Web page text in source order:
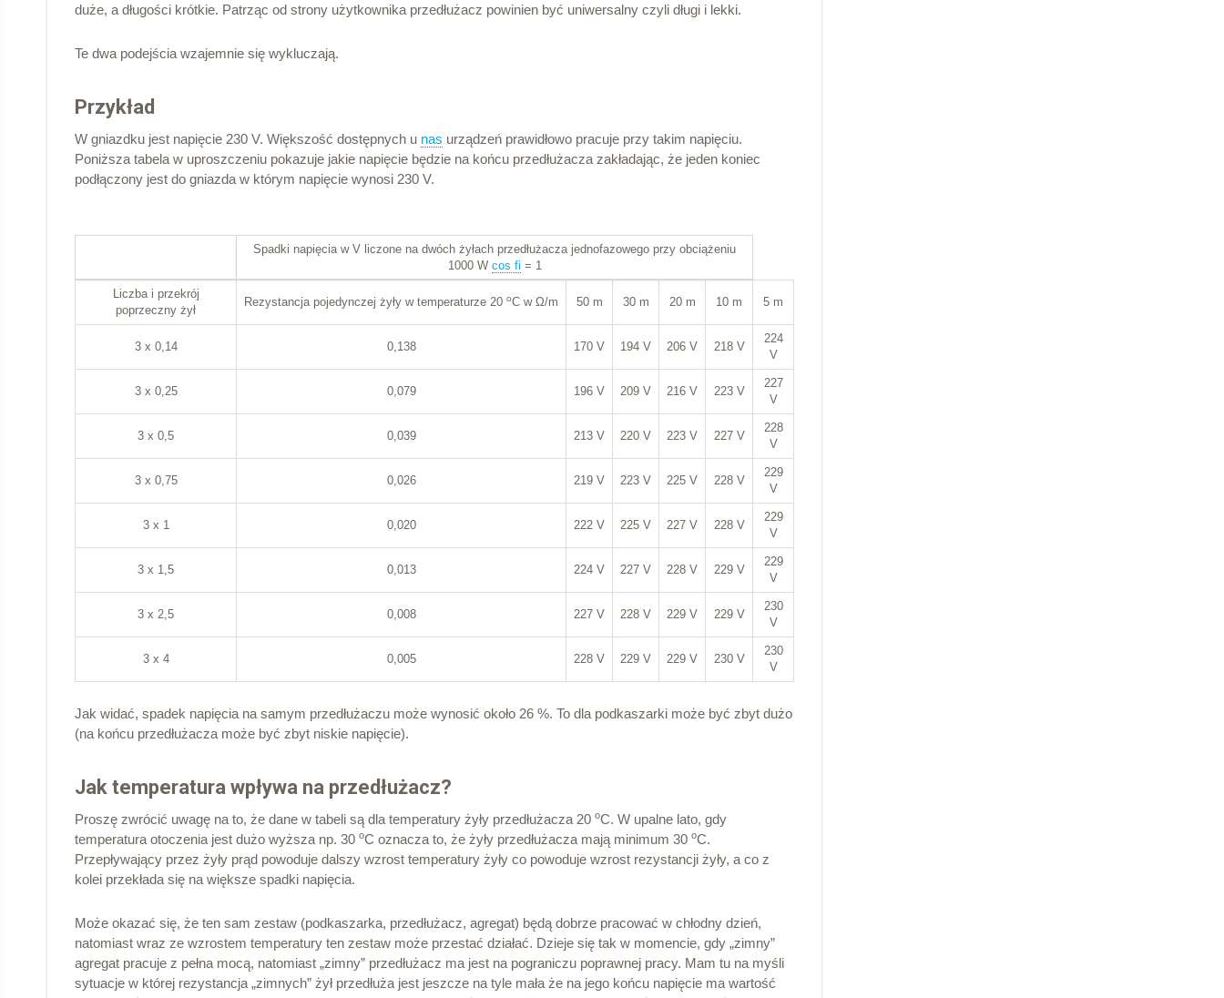
duże, a długości krótkie. Patrząc od strony użytkownika przedłużacz powinien być uniwersalny czyli długi i lekki.
Te dwa podejścia wzajemnie się wykluczają.
Przykład
W gniazdku jest napięcie 230 V. Większość dostępnych u nas urządzeń prawidłowo pracuje przy takim napięciu.
Poniższa tabela w uproszczeniu pokazuje jakie napięcie będzie na końcu przedłużacza zakładając, że jeden koniec
podłączony jest do gniazda w którym napięcie wynosi 230 V.
Spadki napięcia w V liczone na dwóch żyłach przedłużacza jednofazowego przy obciążeniu
1000 W cos fi = 1
Liczba i przekrój
poprzeczny żył
Rezystancja pojedynczej żyły w temperaturze 20 oC w Ω/m 50 m 30 m 20 m 10 m 5 m
3 x 0,14 0,138 170 V 194 V 206 V 218 V
224
V
3 x 0,25 0,079 196 V 209 V 216 V 223 V
227
V
3 x 0,5 0,039 213 V 220 V 223 V 227 V
228
V
3 x 0,75 0,026 219 V 223 V 225 V 228 V
229
V
3 x 1 0,020 222 V 225 V 227 V 228 V
229
V
3 x 1,5 0,013 224 V 227 V 228 V 229 V
229
V
3 x 2,5 0,008 227 V 228 V 229 V 229 V
230
V
3 x 4 0,005 228 V 229 V 229 V 230 V
230
V
Jak widać, spadek napięcia na samym przedłużaczu może wynosić około 26 %. To dla podkaszarki może być zbyt dużo
(na końcu przedłużacza może być zbyt niskie napięcie).
Jak temperatura wpływa na przedłużacz?
Proszę zwrócić uwagę na to, że dane w tabeli są dla temperatury żyły przedłużacza 20 oC. W upalne lato, gdy
temperatura otoczenia jest dużo wyższa np. 30 oC oznacza to, że żyły przedłużacza mają minimum 30 oC.
Przepływający przez żyły prąd powoduje dalszy wzrost temperatury żyły co powoduje wzrost rezystancji żyły, a co z
kolei przekłada się na większe spadki napięcia.
Może okazać się, że ten sam zestaw (podkaszarka, przedłużacz, agregat) będą dobrze pracować w chłodny dzień,
natomiast wraz ze wzrostem temperatury ten zestaw może przestać działać. Dzieje się tak w momencie, gdy „zimny”
agregat pracuje z pełna mocą, natomiast „zimny” przedłużacz ma jest na pograniczu poprawnej pracy. Mam tu na myśli
sytuacje w której rezystancja „zimnych” żył przedłuża jest jeszcze na tyle mała że na jego końcu napięcie ma wartość